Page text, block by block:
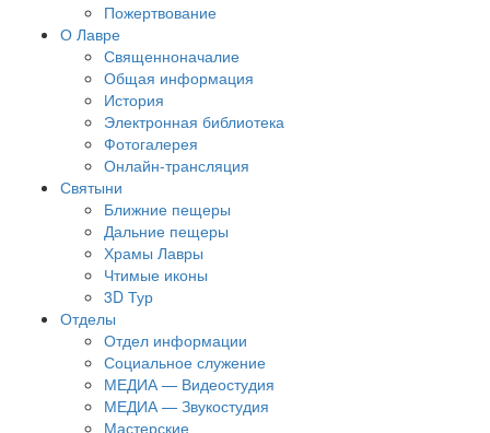
Пожертвование
О Лавре
Священноначалие
Общая информация
История
Электронная библиотека
Фотогалерея
Онлайн-трансляция
Святыни
Ближние пещеры
Дальние пещеры
Храмы Лавры
Чтимые иконы
3D Тур
Отделы
Отдел информации
Социальное служение
МЕДИА — Видеостудия
МЕДИА — Звукостудия
Мастерские